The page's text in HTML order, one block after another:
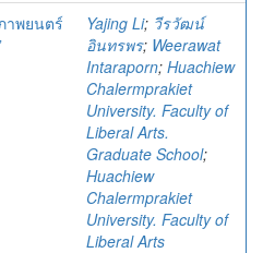
พยนตร์
Yajing Li; วีรวัฒน์
อินทรพร; Weerawat
Intaraporn; Huachiew
Chalermprakiet
University. Faculty of
Liberal Arts.
Graduate School;
Huachiew
Chalermprakiet
University. Faculty of
Liberal Arts